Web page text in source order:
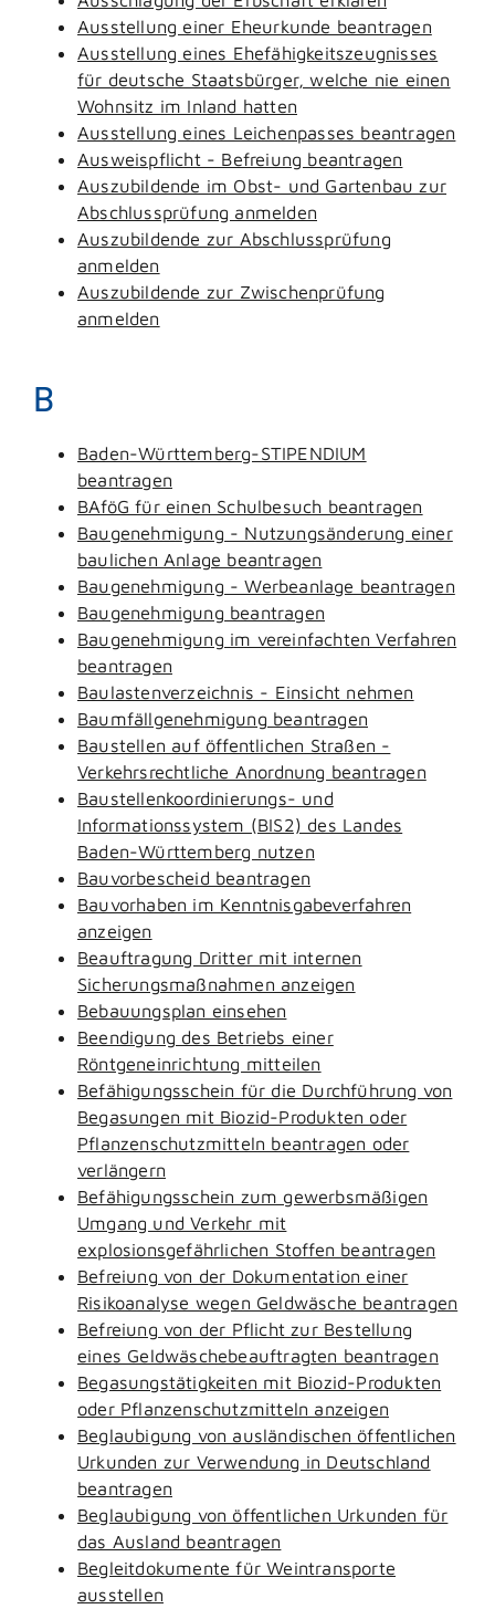
Ausstellung einer Eheurkunde beantragen
Ausstellung eines Ehefähigkeitszeugnisses
für deutsche Staatsbürger, welche nie einen
Wohnsitz im Inland hatten
Ausstellung eines Leichenpasses beantragen
Ausweispflicht - Befreiung beantragen
Auszubildende im Obst- und Gartenbau zur
Abschlussprüfung anmelden
Auszubildende zur Abschlussprüfung
anmelden
Auszubildende zur Zwischenprüfung
anmelden
B
Baden-Württemberg-STIPENDIUM
beantragen
BAföG für einen Schulbesuch beantragen
Baugenehmigung - Nutzungsänderung einer
baulichen Anlage beantragen
Baugenehmigung - Werbeanlage beantragen
Baugenehmigung beantragen
Baugenehmigung im vereinfachten Verfahren
beantragen
Baulastenverzeichnis - Einsicht nehmen
Baumfällgenehmigung beantragen
Baustellen auf öffentlichen Straßen -
Verkehrsrechtliche Anordnung beantragen
Baustellenkoordinierungs- und
Informationssystem (BIS2) des Landes
Baden-Württemberg nutzen
Bauvorbescheid beantragen
Bauvorhaben im Kenntnisgabeverfahren
anzeigen
Beauftragung Dritter mit internen
Sicherungsmaßnahmen anzeigen
Bebauungsplan einsehen
Beendigung des Betriebs einer
Röntgeneinrichtung mitteilen
Befähigungsschein für die Durchführung von
Begasungen mit Biozid-Produkten oder
Pflanzenschutzmitteln beantragen oder
verlängern
Befähigungsschein zum gewerbsmäßigen
Umgang und Verkehr mit
explosionsgefährlichen Stoffen beantragen
Befreiung von der Dokumentation einer
Risikoanalyse wegen Geldwäsche beantragen
Befreiung von der Pflicht zur Bestellung
eines Geldwäschebeauftragten beantragen
Begasungstätigkeiten mit Biozid-Produkten
oder Pflanzenschutzmitteln anzeigen
Beglaubigung von ausländischen öffentlichen
Urkunden zur Verwendung in Deutschland
beantragen
Beglaubigung von öffentlichen Urkunden für
das Ausland beantragen
Begleitdokumente für Weintransporte
ausstellen